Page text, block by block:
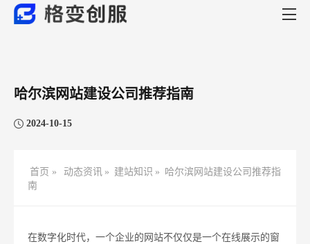
哈尔滨网站建设公司推荐指南
2024-10-15
首页 » 动态资讯 » 建站知识 » 哈尔滨网站建设公司推荐指
南
在数字化时代，一个企业的网站不仅仅是一个在线展示的窗